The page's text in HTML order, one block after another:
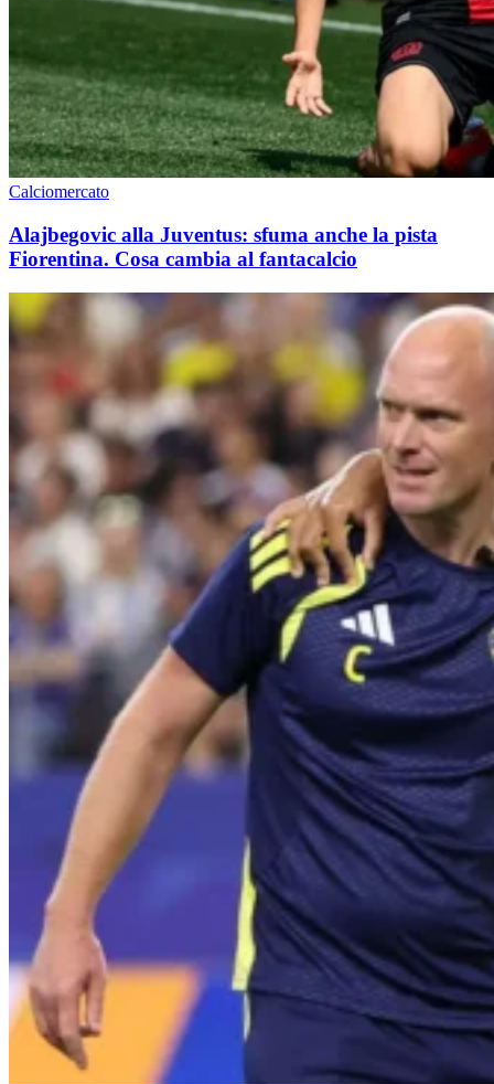
Calciomercato
Alajbegovic alla Juventus: sfuma anche la pista
Fiorentina. Cosa cambia al fantacalcio